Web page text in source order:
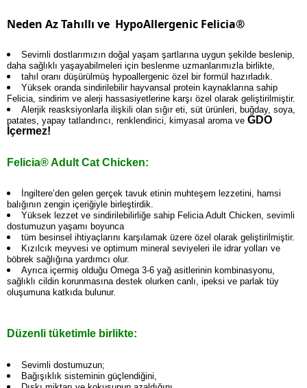
Neden Az Tahıllı ve HypoAllergenic Felicia®
Sevimli dostlarımızın doğal yaşam şartlarına uygun şekilde beslenip,
daha sağlıklı yaşayabilmeleri için beslenme uzmanlarımızla birlikte,
tahıl oranı düşürülmüş hypoallergenic özel bir formül hazırladık.
Yüksek oranda sindirilebilir hayvansal protein kaynaklarına sahip
Felicia, sindirim ve alerji hassasiyetlerine karşı özel olarak geliştirilmiştir.
Alerjik reasksiyonlarla ilişkili olan sığır eti, süt ürünleri, buğday, soya,
patates, yapay tatlandırıcı, renklendirici, kimyasal aroma ve GDO
İçermez!
Felicia® Adult Cat Chicken:
İngiltere’den gelen gerçek tavuk etinin muhteşem lezzetini, hamsi
balığının zengin içeriğiyle birleştirdik.
Yüksek lezzet ve sindirilebilirliğe sahip Felicia Adult Chicken, sevimli
dostumuzun yaşamı boyunca
tüm besinsel ihtiyaçlarını karşılamak üzere özel olarak geliştirilmiştir.
Kızılcık meyvesi ve optimum mineral seviyeleri ile idrar yolları ve
böbrek sağlığına yardımcı olur.
Ayrıca içermiş olduğu Omega 3-6 yağ asitlerinin kombinasyonu,
sağlıklı cildin korunmasına destek olurken canlı, ipeksi ve parlak tüy
oluşumuna katkıda bulunur.
Düzenli tüketimle birlikte:
Sevimli dostumuzun;
Bağışıklık sisteminin güçlendiğini,